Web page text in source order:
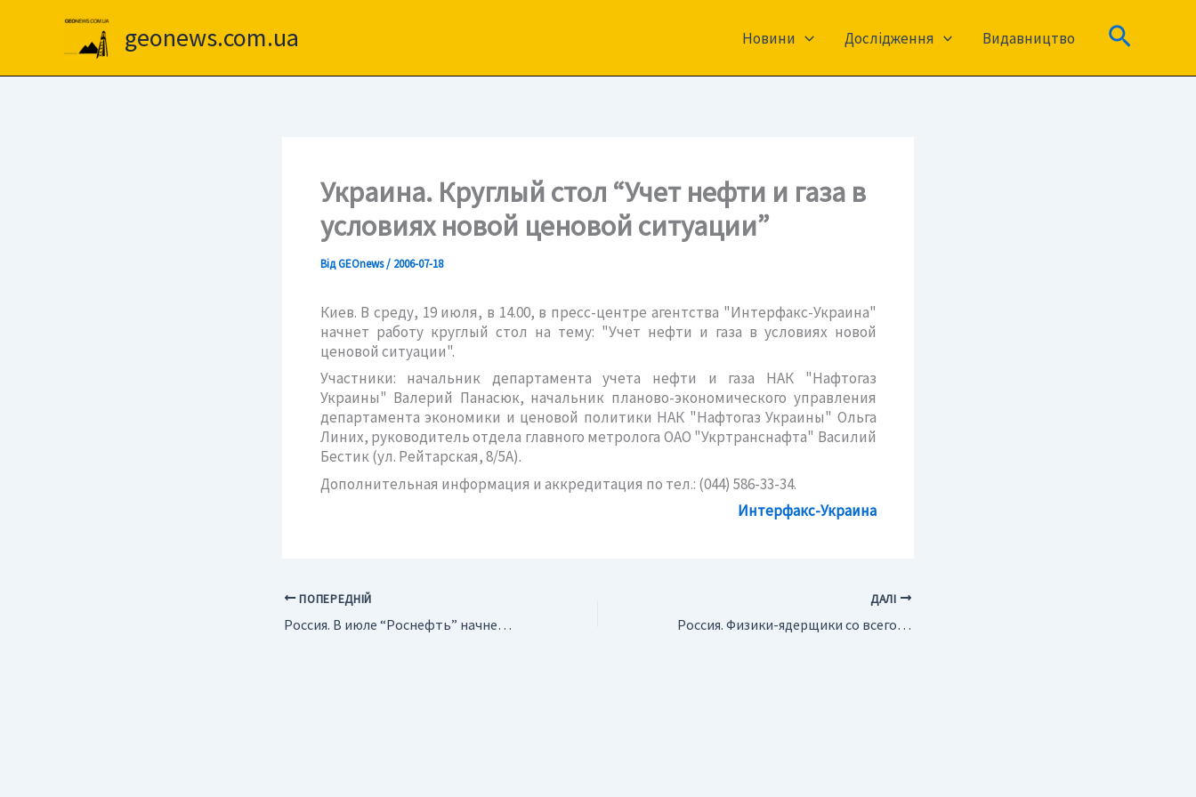
geonews.com.ua Новини Дослідження Видавництво Пошук
Украина. Круглый стол “Учет нефти и газа в
условиях новой ценовой ситуации”
ВідGEOnews/ 2006-07-18
Киев. В среду, 19 июля, в 14.00, в пресс-центре агентства "Интерфакс-Украина"
начнет работу круглый стол на тему: "Учет нефти и газа в условиях новой
ценовой ситуации".
Участники: начальник департамента учета нефти и газа НАК "Нафтогаз
Украины" Валерий Панасюк, начальник планово-экономического управления
департамента экономики и ценовой политики НАК "Нафтогаз Украины" Ольга
Линих, руководитель отдела главного метролога ОАО "Укртранснафта" Василий
Бестик (ул. Рейтарская, 8/5А).
Дополнительная информация и аккредитация по тел.: (044) 586-33-34.
Интерфакс-Украина
ПОПЕРЕДНІЙ
Россия. В июле “Роснефть” начнет бурение первой скважины по проекту Сахалин-3
ДАЛІ
Россия. Физики-ядерщики со всего мира откроют для Югры новые перспективы в геологии